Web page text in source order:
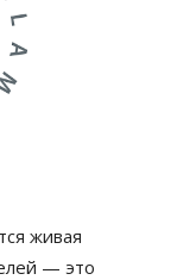
живая
— это